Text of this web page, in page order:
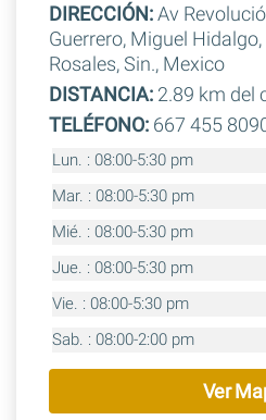
DIRECCIÓN:Av
Guerrero, Miguel
Rosales, Sin., Mexico
DISTANCIA:2.89 km del
TELÉFONO:667 455
Lun. : 08:00-5:30 pm
Mar. : 08:00-5:30 pm
Mié. : 08:00-5:30 pm
Jue. : 08:00-5:30 pm
Vie. : 08:00-5:30 pm
Sab. : 08:00-2:00 pm
Ver